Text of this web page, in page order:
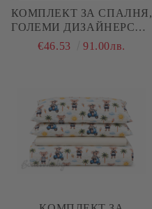
КОМПЛЕКТ ЗА СПАЛНЯ,
ГОЛЕМИ ДИЗАЙНЕРСКИ
СЪРЦА – 100%
€46.53 91.00лв.